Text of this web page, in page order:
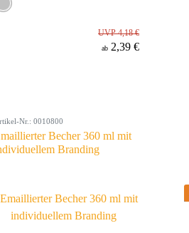
UVP 4,18 €
ab 2,39 €
Nr.: 0010800
Becher 360 ml mit
Branding